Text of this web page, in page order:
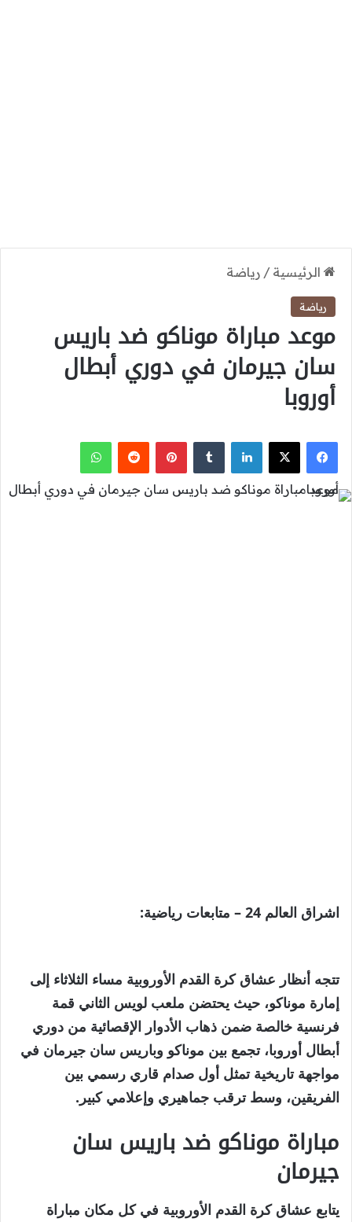
الرئيسية / رياضة
رياضة
موعد مباراة موناكو ضد باريس
سان جيرمان في دوري أبطال
أوروبا
فيسبوك
‫X لينكدإن بينتيريست واتساب
اشراق العالم 24 – متابعات رياضية:
تتجه أنظار عشاق كرة القدم الأوروبية مساء الثلاثاء إلى
إمارة موناكو، حيث يحتضن ملعب لويس الثاني قمة
فرنسية خالصة ضمن ذهاب الأدوار الإقصائية من دوري
أبطال أوروبا، تجمع بين موناكو وباريس سان جيرمان في
مواجهة تاريخية تمثل أول صدام قاري رسمي بين
الفريقين، وسط ترقب جماهيري وإعلامي كبير.
مباراة موناكو ضد باريس سان
جيرمان
يتابع عشاق كرة القدم الأوروبية في كل مكان مباراة